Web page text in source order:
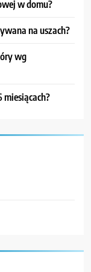
w domu?
na uszach?
wg
miesiącach?